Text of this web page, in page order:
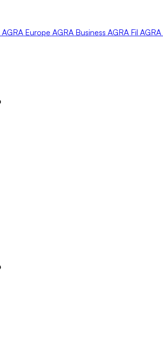
AGRA Europe AGRA Business AGRA Fil AGRA